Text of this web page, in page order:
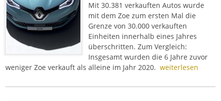
Mit 30.381 verkauften Autos wurde
mit dem Zoe zum ersten Mal die
Grenze von 30.000 verkauften
Einheiten innerhalb eines Jahres
überschritten. Zum Vergleich:
Insgesamt wurden die 6 Jahre zuvor
weniger Zoe verkauft als alleine im Jahr 2020.weiterlesen